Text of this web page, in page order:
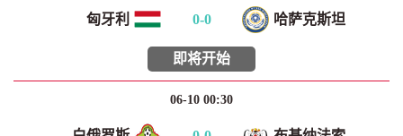
匈牙利 0-0 哈萨克斯坦
即将开始
06-10 00:30